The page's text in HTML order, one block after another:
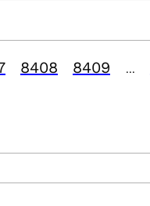
8408 8409